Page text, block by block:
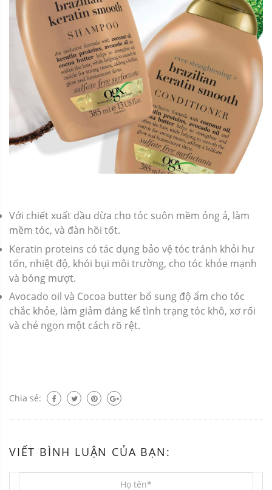
Với chiết xuất dầu dừa cho tóc suôn mềm óng ả, làm
mềm tóc, và đàn hồi tốt.
Keratin proteins có tác dụng bảo vệ tóc tránh khỏi hư
tổn, nhiệt độ, khói bụi môi trường, cho tóc khỏe mạnh
và bóng mượt.
Avocado oil và Cocoa butter bổ sung độ ẩm cho tóc
chắc khỏe, làm giảm đáng kể tình trạng tóc khô, xơ rối
và chẻ ngọn một cách rõ rệt.
Chia sẻ:
VIẾT BÌNH LUẬN CỦA BẠN: